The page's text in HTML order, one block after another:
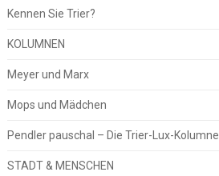
Kennen Sie Trier?
KOLUMNEN
Meyer und Marx
Mops und Mädchen
Pendler pauschal – Die Trier-Lux-Kolumne
STADT & MENSCHEN